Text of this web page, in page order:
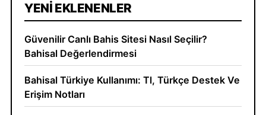
YENI EKLENENLER
Güvenilir Canlı Bahis Sitesi Nasıl Seçilir?
Bahisal Değerlendirmesi
Bahisal Türkiye Kullanımı: Tl, Türkçe Destek Ve
Erişim Notları